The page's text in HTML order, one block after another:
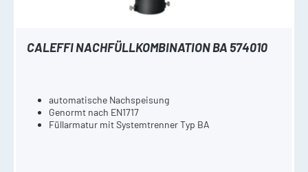
CALEFFI NACHFÜLLKOMBINATION BA 574010
automatische Nachspeisung
Genormt nach EN1717
Füllarmatur mit Systemtrenner Typ BA